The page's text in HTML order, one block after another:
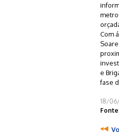
Com
e
fase
18/